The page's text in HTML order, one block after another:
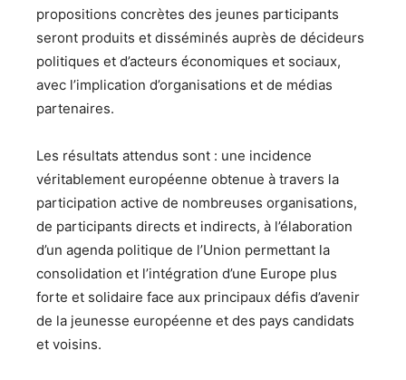
propositions concrètes des jeunes participants
seront produits et disséminés auprès de décideurs
politiques et d’acteurs économiques et sociaux,
avec l’implication d’organisations et de médias
partenaires.
Les résultats attendus sont : une incidence
véritablement européenne obtenue à travers la
participation active de nombreuses organisations,
de participants directs et indirects, à l’élaboration
d’un agenda politique de l’Union permettant la
consolidation et l’intégration d’une Europe plus
forte et solidaire face aux principaux défis d’avenir
de la jeunesse européenne et des pays candidats
et voisins.